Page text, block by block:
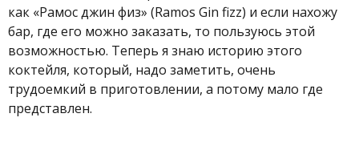
как «Рамос джин физ» (Ramos Gin fizz) и если нахожу
бар, где его можно заказать, то пользуюсь этой
возможностью. Теперь я знаю историю этого
коктейля, который, надо заметить, очень
трудоемкий в приготовлении, а потому мало где
представлен.